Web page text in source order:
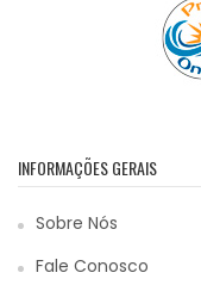
INFORMAÇÕES GERAIS
Sobre Nós
Fale Conosco